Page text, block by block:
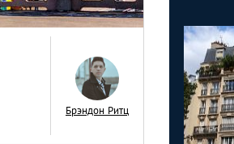
Брэндон Ритц